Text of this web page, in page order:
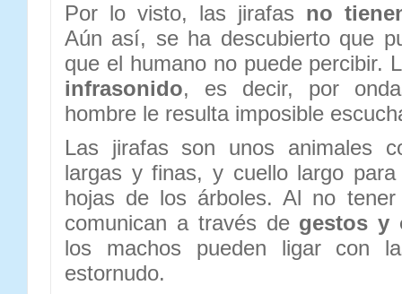
Por lo visto, las jirafas no
Aún así, se ha descubierto que
que el humano no puede percibir.
infrasonido, es decir, por
hombre le resulta imposible
Las jirafas son unos animales
largas y finas, y cuello largo
hojas de los árboles. Al no
comunican a través de gestos y
los machos pueden ligar con
estornudo.